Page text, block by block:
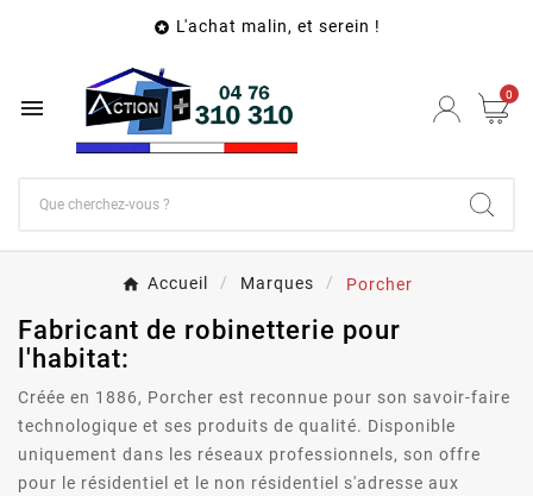
 L'achat malin, et serein !
 0
Accueil Marques Porcher
Fabricant de robinetterie pour
l'habitat:
Créée en 1886, Porcher est reconnue pour son savoir-faire
technologique et ses produits de qualité. Disponible
uniquement dans les réseaux professionnels, son offre
pour le résidentiel et le non résidentiel s'adresse aux